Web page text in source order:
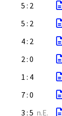
5 : 2
5 : 2
4 : 2
2 : 0
1 : 4
7 : 0
3 : 5 n.E.